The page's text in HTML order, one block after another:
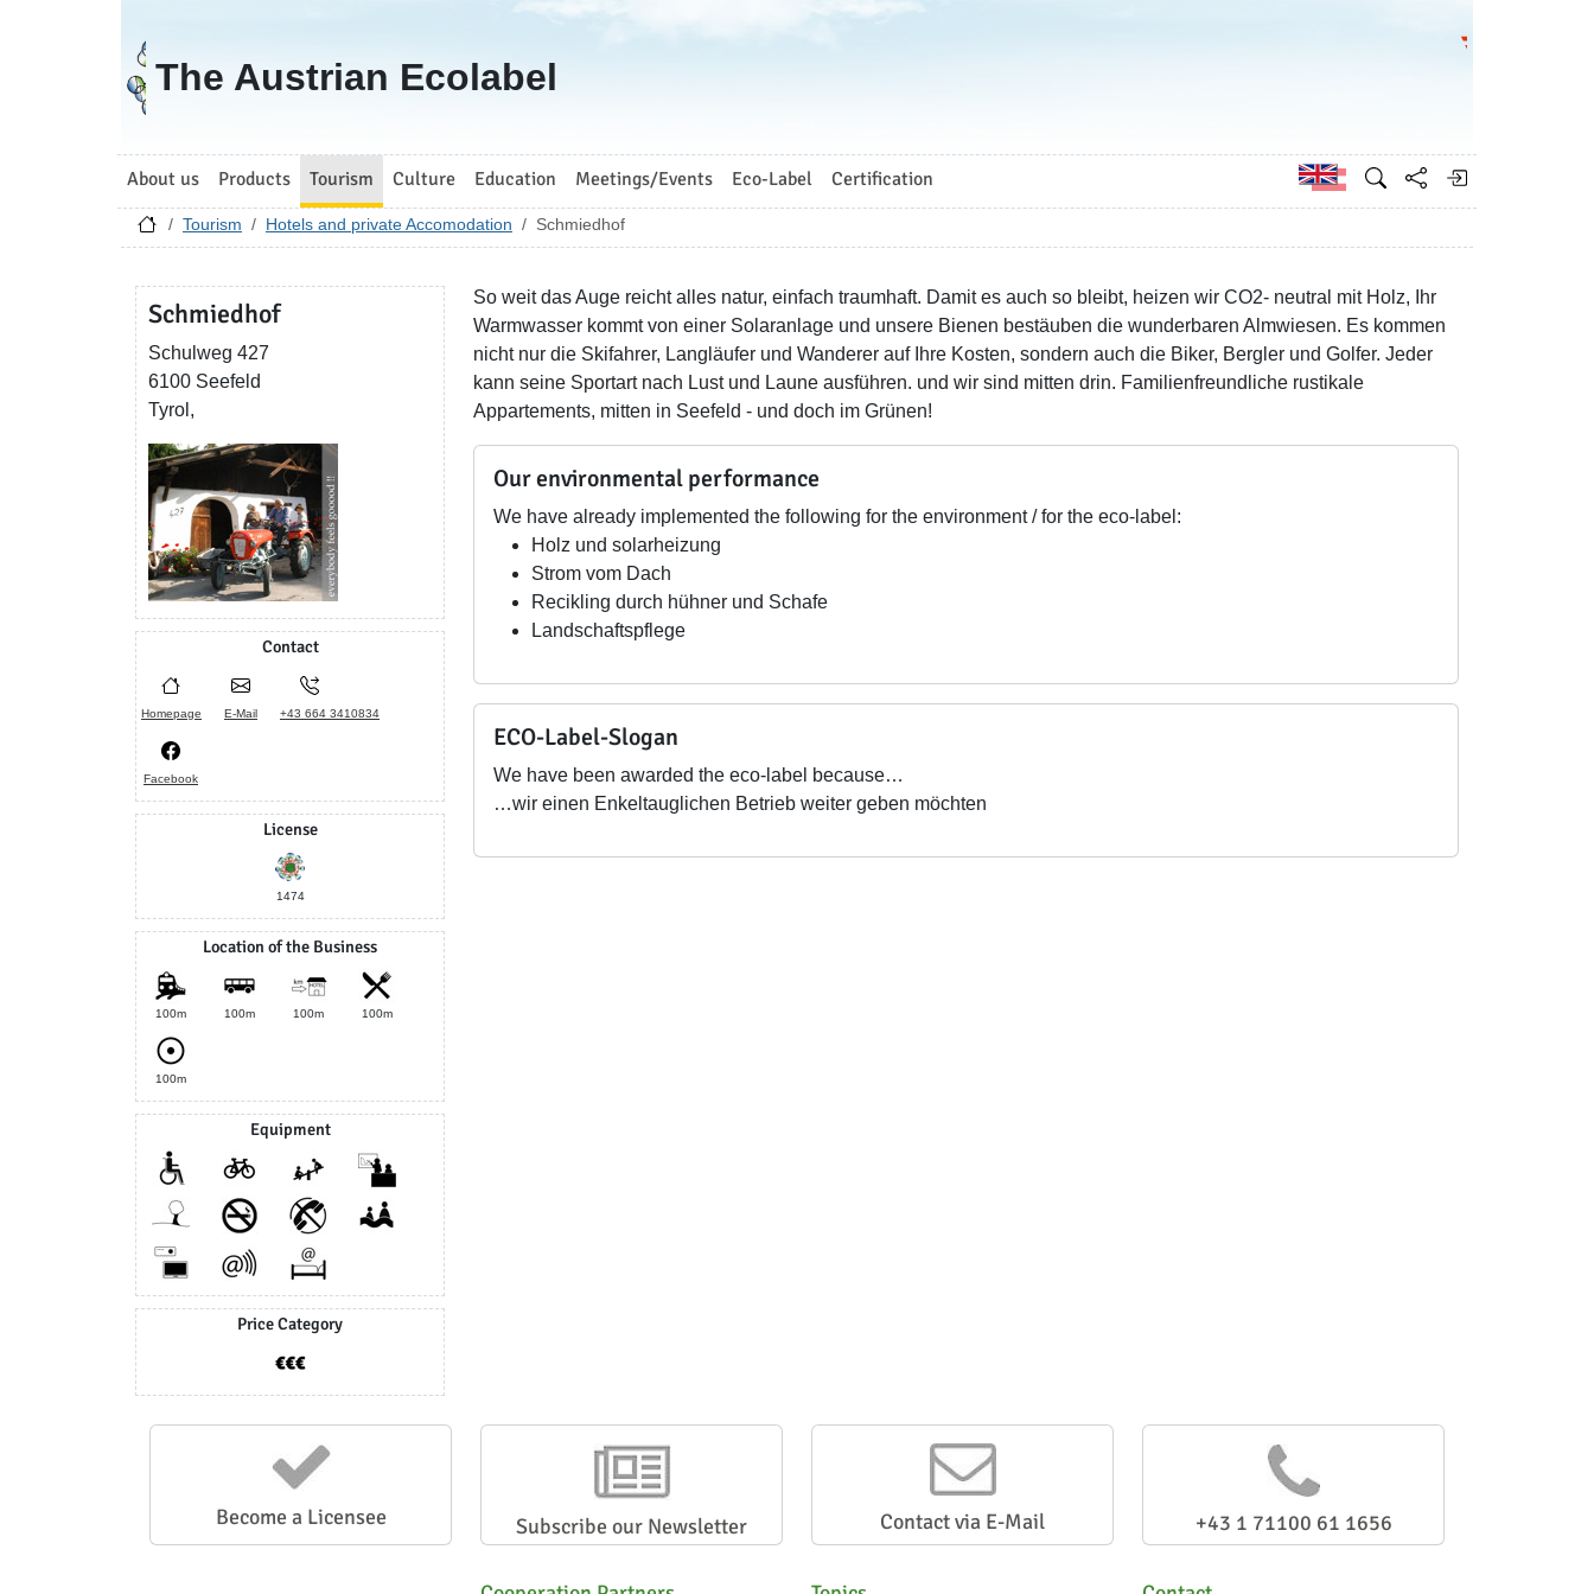
Go to homepage
The Austrian Ecolabel
Go to the
About us Products Tourism Culture Education Meetings/Events Eco-Label Certification German
Tourism Hotels and private Accomodation Schmiedhof
Schmiedhof
Schulweg 427
6100 Seefeld
Tyrol,
Contact
Homepage E-Mail +43 664 3410834
Facebook
License
1474
Location of the Business
100m 100m 100m 100m
100m
Equipment
Price Category
So weit das Auge reicht alles natur, einfach traumhaft. Damit es auch so bleibt, heizen wir CO2- neutral mit Holz, Ihr
Warmwasser kommt von einer Solaranlage und unsere Bienen bestäuben die wunderbaren Almwiesen. Es kommen
nicht nur die Skifahrer, Langläufer und Wanderer auf Ihre Kosten, sondern auch die Biker, Bergler und Golfer. Jeder
kann seine Sportart nach Lust und Laune ausführen. und wir sind mitten drin. Familienfreundliche rustikale
Appartements, mitten in Seefeld - und doch im Grünen!
Our environmental performance
We have already implemented the following for the environment / for the eco-label:
Holz und solarheizung
Strom vom Dach
Recikling durch hühner und Schafe
Landschaftspflege
ECO-Label-Slogan
We have been awarded the eco-label because…
…wir einen Enkeltauglichen Betrieb weiter geben möchten
Become a Licensee Subscribe our Newsletter Contact via E-Mail +43 1 71100 61 1656